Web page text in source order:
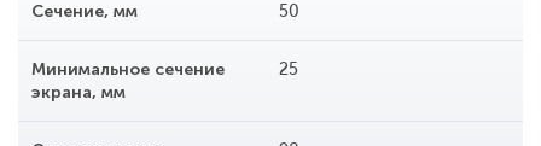
Сечение, мм 50
Минимальное сечение
экрана, мм
25